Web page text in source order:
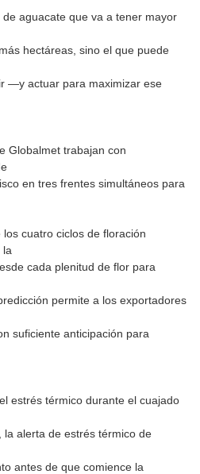
aguacate que va a tener mayor
hectáreas, sino el que puede
—y actuar para maximizar ese
Globalmet trabajan con
en tres frentes simultáneos para
cuatro ciclos de floración
la
cada plenitud de flor para
permite a los exportadores
suficiente anticipación para
estrés térmico durante el cuajado
la alerta de estrés térmico de
antes de que comience la